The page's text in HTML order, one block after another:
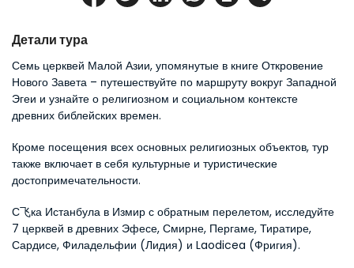
Детали тура
Семь церквей Малой Азии, упомянутые в книге Откровение
Нового Завета – путешествуйте по маршруту вокруг Западной
Эгеи и узнайте о религиозном и социальном контексте
древних библейских времен.
Кроме посещения всех основных религиозных объектов, тур
также включает в себя культурные и туристические
достопримечательности.
С飞ка Истанбула в Измир с обратным перелетом, исследуйте
7 церквей в древних Эфесе, Смирне, Пергаме, Тиратире,
Сардисе, Филадельфии (Лидия) и Laodicea (Фригия).